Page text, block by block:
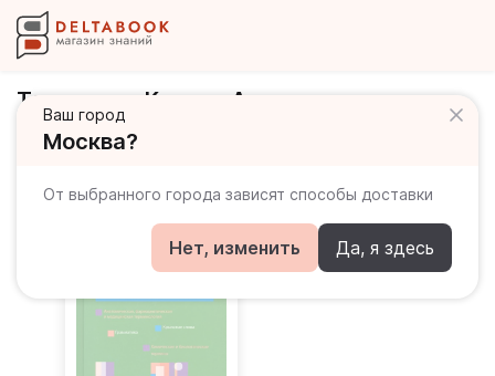
Ваш город
Москва?
От выбранного города зависят способы доставки
Нет, изменить Да, я здесь
Тананушко Кирилл Алексеевич
Книги автора